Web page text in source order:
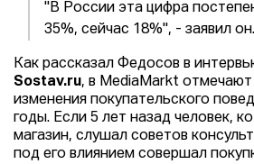
"В России эта цифра
35%, сейчас 18%", - заявил он.
Как рассказал Федосов в
Sostav.ru, в MediaMarkt
изменения покупательского
годы. Если 5 лет назад человек,
магазин, слушал советов
под его влиянием совершал